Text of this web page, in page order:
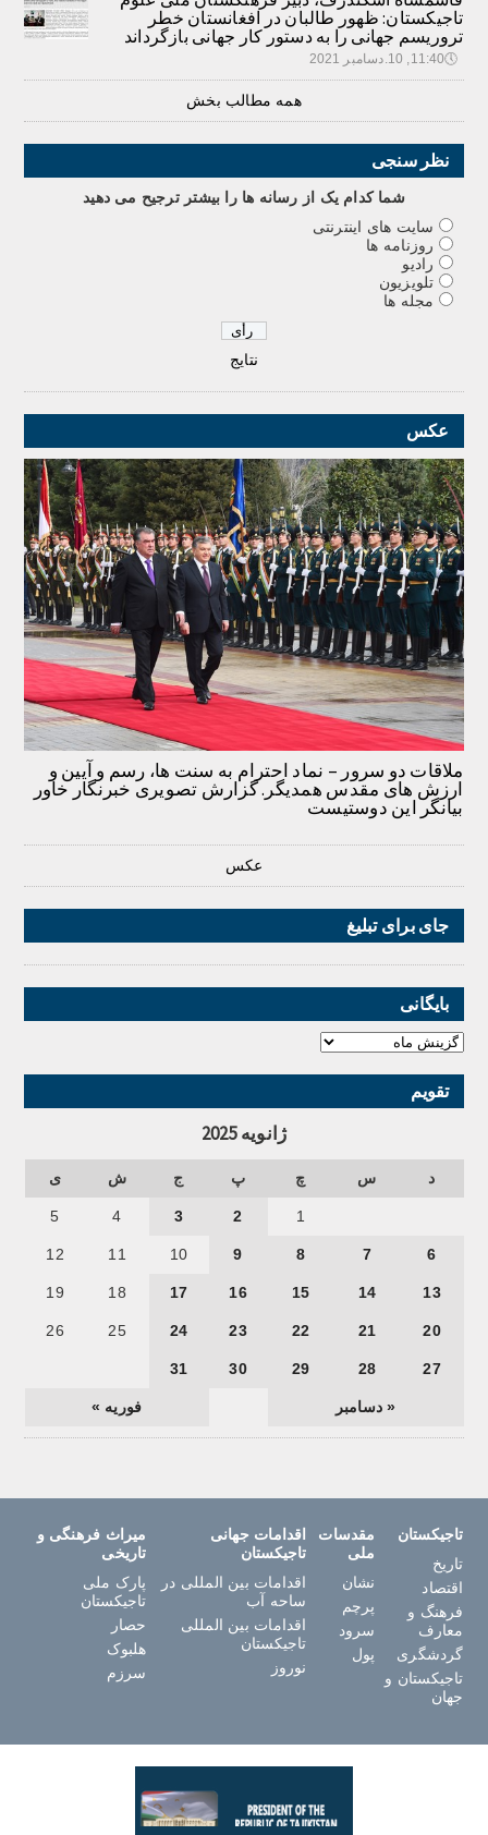
تاجیکستان: ظهور طالبان در افغانستان خطر
تروریسم جهانی را به دستور کار جهانی بازگرداند
🕔11:40, 10.دسامبر 2021
همه مطالب بخش
نظر سنجی
شما کدام يک از رسانه ها را بيشتر ترجيح می دهيد
سایت های اینترنتی
روزنامه ها
رادیو
تلویزیون
مجله ها
نتایج
عکس
ملاقات دو سرور – نماد احترام به سنت ها، رسم و آیین و
ارزش های مقدس همدیگر. گزارش تصویری خبرنگار خاور
بیانگر این دوستیست
عکس
جای برای تبلیغ
بایگانی
تقویم
ژانویه 2025
د س چ پ ج ش ی
« دسامبر فوریه »
1
2
3
4
5
6
7
8
9
10
11
12
13
14
15
16
17
18
19
20
21
22
23
24
25
26
27
28
29
30
31
تاجیکستان
تاریخ
اقتصاد
فرهنگ و
معارف
گردشگری
تاجیکستان و
جهان
مقدسات
ملی
نشان
پرچم
سرود
پول
اقدامات جهانی
تاجیکستان
اقدامات بین المللی در
ساحه آب
اقدامات بین المللی
تاجیکستان
نوروز
میراث فرهنگی و
تاریخی
پارک ملی
تاجیکستان
حصار
هلبوک
سرزم